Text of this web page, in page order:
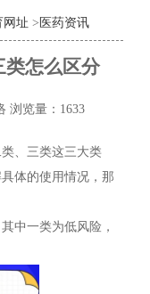
网址 > 医药资讯
类怎么区分
浏览量：1633
、三类这三大类
体的使用情况，那
中一类为低风险，